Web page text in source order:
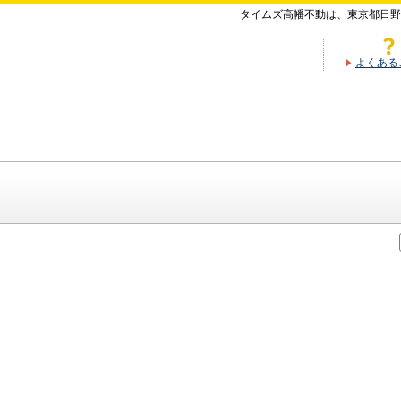
タイムズ高幡不動は、東京都日
よくあ